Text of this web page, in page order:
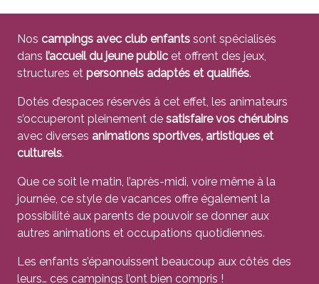
Nos campings avec club enfants sont spécialisés
dans l’accueil du jeune public et offrent des jeux,
structures et personnels adaptés et qualifiés.
Dotés d’espaces réservés à cet effet, les animateurs
s’occuperont pleinement de satisfaire vos chérubins
avec diverses animations sportives, artistiques et
culturels.
Que ce soit le matin, l’après-midi, voire même à la
journée, ce style de vacances offre également la
possibilité aux parents de pouvoir se donner aux
autres animations et occupations quotidiennes.
Les enfants s’épanouissent beaucoup aux côtés des
leurs… ces campings l’ont bien compris !